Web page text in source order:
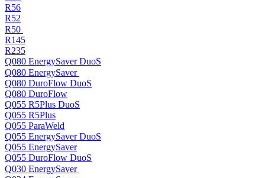
R56
R52
R50
R145
R235
Q080 EnergySaver DuoS
Q080 EnergySaver
Q080 DuroFlow DuoS
Q080 DuroFlow
Q055 R5Plus DuoS
Q055 R5Plus
Q055 ParaWeld
Q055 EnergySaver DuoS
Q055 EnergySaver
Q055 DuroFlow DuoS
Q030 EnergySaver